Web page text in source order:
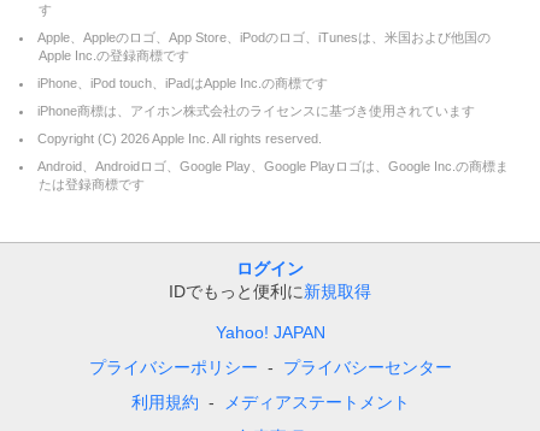
す
Apple、Appleのロゴ、App Store、iPodのロゴ、iTunesは、米国および他国の
Apple Inc.の登録商標です
iPhone、iPod touch、iPadはApple Inc.の商標です
iPhone商標は、アイホン株式会社のライセンスに基づき使用されています
Copyright (C) 2026Apple Inc. All rights reserved.
Android、Androidロゴ、Google Play、Google Playロゴは、Google Inc.の商標ま
たは登録商標です
ログイン
IDでもっと便利に新規取得
Yahoo! JAPAN
プライバシーポリシー
プライバシーセンター
利用規約
メディアステートメント